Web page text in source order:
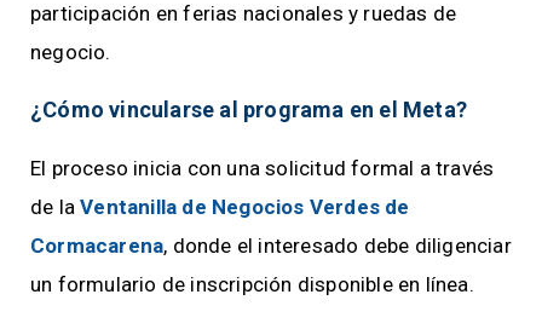
participación en ferias nacionales y ruedas de
negocio.
¿Cómo vincularse al programa en el Meta?
El proceso inicia con una solicitud formal a través
de laVentanilla de Negocios Verdes de
Cormacarena, donde el interesado debe diligenciar
un formulario de inscripción disponible en línea.